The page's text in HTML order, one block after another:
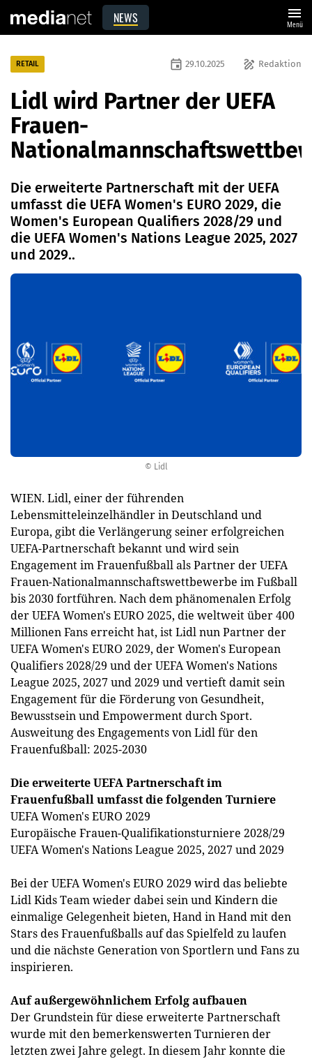
NEWS menu
Menü
© Lidl
RETAIL draw Redaktion
event 29.10.2025
Lidl wird Partner der UEFA
Frauen-
Die erweiterte Partnerschaft mit der UEFA
umfasst die UEFA Women's EURO 2029, die
Women's European Qualifiers 2028/29 und
die UEFA Women's Nations League 2025, 2027
und 2029..
WIEN. Lidl, einer der führenden
Lebensmitteleinzelhändler in Deutschland und
Europa, gibt die Verlängerung seiner erfolgreichen
UEFA-Partnerschaft bekannt und wird sein
Engagement im Frauenfußball als Partner der UEFA
Frauen-Nationalmannschaftswettbewerbe im Fußball
bis 2030 fortführen. Nach dem phänomenalen Erfolg
der UEFA Women's EURO 2025, die weltweit über 400
Millionen Fans erreicht hat, ist Lidl nun Partner der
UEFA Women's EURO 2029, der Women's European
Qualifiers 2028/29 und der UEFA Women's Nations
League 2025, 2027 und 2029 und vertieft damit sein
Engagement für die Förderung von Gesundheit,
Bewusstsein und Empowerment durch Sport.
Ausweitung des Engagements von Lidl für den
Frauenfußball: 2025-2030
Die erweiterte UEFA Partnerschaft im
Frauenfußball umfasst die folgenden Turniere
UEFA Women's EURO 2029
Europäische Frauen-Qualifikationsturniere 2028/29
UEFA Women's Nations League 2025, 2027 und 2029
Bei der UEFA Women's EURO 2029 wird das beliebte
Lidl Kids Team wieder dabei sein und Kindern die
einmalige Gelegenheit bieten, Hand in Hand mit den
Stars des Frauenfußballs auf das Spielfeld zu laufen
und die nächste Generation von Sportlern und Fans zu
inspirieren.
Auf außergewöhnlichem Erfolg aufbauen
Der Grundstein für diese erweiterte Partnerschaft
wurde mit den bemerkenswerten Turnieren der
letzten zwei Jahre gelegt. In diesem Jahr konnte die